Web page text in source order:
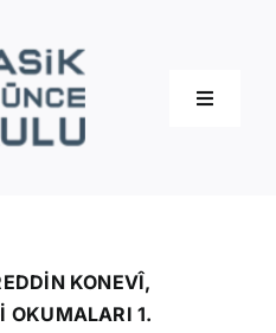
Toggle
KONEVÎ,
OKUMALARI 1.